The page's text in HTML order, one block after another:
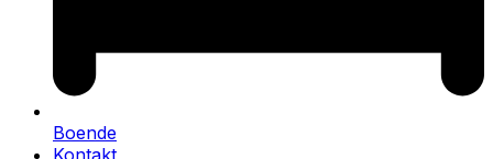
Boende
Kontakt